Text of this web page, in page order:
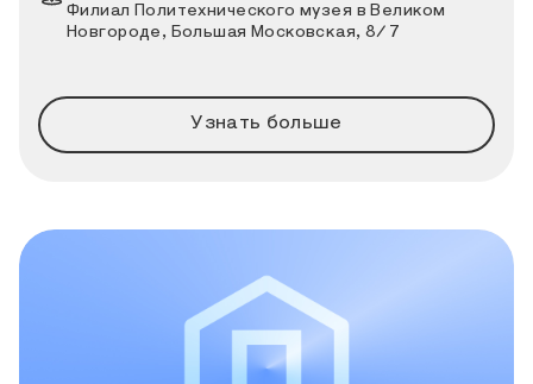
Филиал Политехнического музея в Великом
Новгороде, Большая Московская, 8/7
Узнать больше